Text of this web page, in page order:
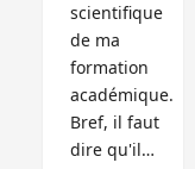
scientifique
de ma
formation
académique.
Bref, il faut
dire qu'il…